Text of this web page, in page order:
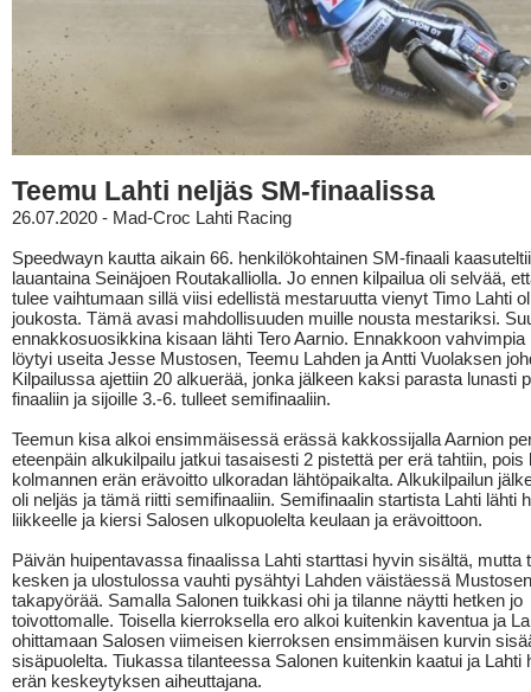
Teemu Lahti neljäs SM-finaalissa
26.07.2020 - Mad-Croc Lahti Racing
Speedwayn kautta aikain 66. henkilökohtainen SM-finaali
lauantaina Seinäjoen Routakalliolla. Jo ennen kilpailua oli selvää,
tulee vaihtumaan sillä viisi edellistä mestaruutta vienyt Timo Lahti
joukosta. Tämä avasi mahdollisuuden muille nousta mestariksi.
ennakkosuosikkina kisaan lähti Tero Aarnio. Ennakkoon vahvimpia
löytyi useita Jesse Mustosen, Teemu Lahden ja Antti Vuolaksen
Kilpailussa ajettiin 20 alkuerää, jonka jälkeen kaksi parasta lunasti
finaaliin ja sijoille 3.-6. tulleet semifinaaliin.
Teemun kisa alkoi ensimmäisessä erässä kakkossijalla Aarnion
eteenpäin alkukilpailu jatkui tasaisesti 2 pistettä per erä tahtiin, pois
kolmannen erän erävoitto ulkoradan lähtöpaikalta. Alkukilpailun
oli neljäs ja tämä riitti semifinaaliin. Semifinaalin startista Lahti lähti
liikkeelle ja kiersi Salosen ulkopuolelta keulaan ja erävoittoon.
Päivän huipentavassa finaalissa Lahti starttasi hyvin sisältä, mutta
kesken ja ulostulossa vauhti pysähtyi Lahden väistäessä Mustosen
takapyörää. Samalla Salonen tuikkasi ohi ja tilanne näytti hetken jo
toivottomalle. Toisella kierroksella ero alkoi kuitenkin kaventua ja
ohittamaan Salosen viimeisen kierroksen ensimmäisen kurvin
sisäpuolelta. Tiukassa tilanteessa Salonen kuitenkin kaatui ja Lahti
erän keskeytyksen aiheuttajana.